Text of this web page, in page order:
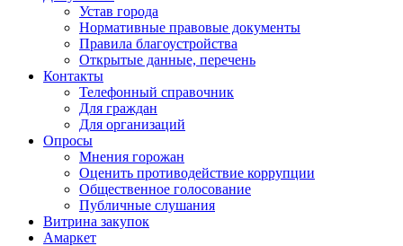
Устав города
Нормативные правовые документы
Правила благоустройства
Открытые данные, перечень
Контакты
Телефонный справочник
Для граждан
Для организаций
Опросы
Мнения горожан
Оценить противодействие коррупции
Общественное голосование
Публичные слушания
Витрина закупок
Амаркет